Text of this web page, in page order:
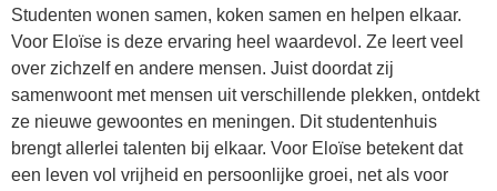
Studenten wonen samen, koken samen en helpen elkaar.
Voor Eloïse is deze ervaring heel waardevol. Ze leert veel
over zichzelf en andere mensen. Juist doordat zij
samenwoont met mensen uit verschillende plekken, ontdekt
ze nieuwe gewoontes en meningen. Dit studentenhuis
brengt allerlei talenten bij elkaar. Voor Eloïse betekent dat
een leven vol vrijheid en persoonlijke groei, net als voor